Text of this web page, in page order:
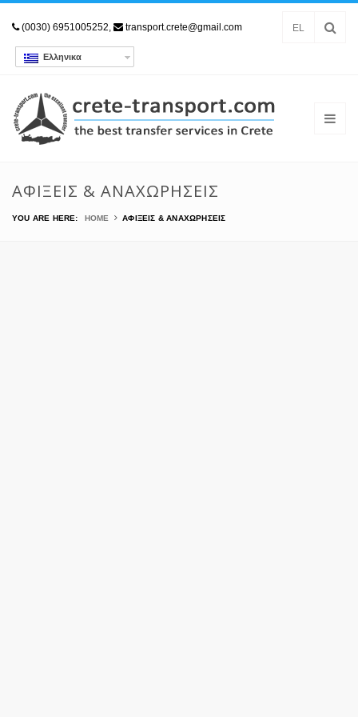
EL
(0030) 6951005252, transport.crete@gmail.com
Ελληνικα
ΑΦΊΞΕΙΣ & ΑΝΑΧΩΡΉΣΕΙΣ
YOU ARE HERE: HOME ΑΦΊΞΕΙΣ & ΑΝΑΧΩΡΉΣΕΙΣ